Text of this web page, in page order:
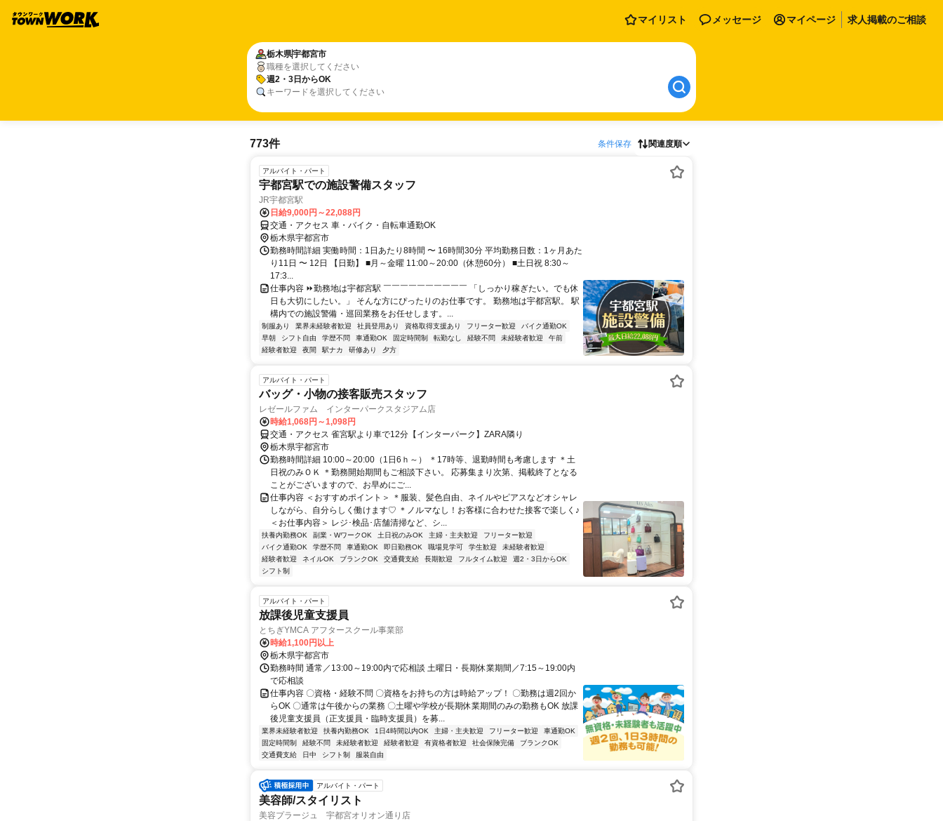
マイリスト メッセージ マイページ 求人掲載のご相談
栃木県宇都宮市
職種を選択してください
週2・3日からOK
キーワードを選択してください
773件 条件保存 関連度順
アルバイト・パート
宇都宮駅での施設警備スタッフ
JR宇都宮駅
日給9,000円～22,088円
交通・アクセス 車・バイク・自転車通勤OK
栃木県宇都宮市
勤務時間詳細 実働時間：1日あたり8時間 〜 16時間30分 平均勤務日数：1ヶ月あた
り11日 〜 12日 【日勤】 ■月～金曜 11:00～20:00（休憩60分） ■土日祝 8:30～
17:3...
仕事内容 ⏩勤務地は宇都宮駅 ￣￣￣￣￣￣￣￣￣￣ 「しっかり稼ぎたい。でも休
日も大切にしたい。」 そんな方にぴったりのお仕事です。 勤務地は宇都宮駅。 駅
構内での施設警備・巡回業務をお任せします。...
制服あり 業界未経験者歓迎 社員登用あり 資格取得支援あり フリーター歓迎
バイク通勤OK
早朝
シフト自由 学歴不問 車通勤OK 固定時間制 転勤なし 経験不問 未経験者歓迎
午前
経験者歓迎
夜間 駅ナカ 研修あり 夕方
アルバイト・パート
バッグ・小物の接客販売スタッフ
レゼールファム インターパークスタジアム店
時給1,068円～1,098円
交通・アクセス 雀宮駅より車で12分【インターパーク】ZARA隣り
栃木県宇都宮市
勤務時間詳細 10:00～20:00（1日6ｈ～） ＊17時等、退勤時間も考慮します ＊土
日祝のみＯＫ ＊勤務開始期間もご相談下さい。 応募集まり次第、掲載終了となる
ことがございますので、お早めにご...
仕事内容 ＜おすすめポイント＞ ＊服装、髪色自由、ネイルやピアスなどオシャレ
しながら、自分らしく働けます♡ ＊ノルマなし！お客様に合わせた接客で楽しく♪
＜お仕事内容＞ レジ･検品･店舗清掃など、シ...
扶養内勤務OK 副業・WワークOK 土日祝のみOK 主婦・主夫歓迎
フリーター歓迎
バイク通勤OK
学歴不問 車通勤OK 即日勤務OK 職場見学可 学生歓迎
未経験者歓迎
経験者歓迎
ネイルOK ブランクOK 交通費支給 長期歓迎 フルタイム歓迎
週2・3日からOK
シフト制
アルバイト・パート
放課後児童支援員
とちぎYMCA アフタースクール事業部
時給1,100円以上
栃木県宇都宮市
勤務時間 通常／13:00～19:00内で応相談 土曜日・長期休業期間／7:15～19:00内
で応相談
仕事内容 〇資格・経験不問 〇資格をお持ちの方は時給アップ！ 〇勤務は週2回か
らOK 〇通常は午後からの業務 〇土曜や学校が長期休業期間のみの勤務もOK 放課
後児童支援員（正支援員・臨時支援員）を募...
業界未経験者歓迎 扶養内勤務OK 1日4時間以内OK 主婦・主夫歓迎 フリーター歓迎
車通勤OK
固定時間制
経験不問 未経験者歓迎 経験者歓迎 有資格者歓迎 社会保険完備
ブランクOK
交通費支給
日中 シフト制 服装自由
アルバイト・パート
美容師/スタイリスト
美容プラージュ 宇都宮オリオン通り店